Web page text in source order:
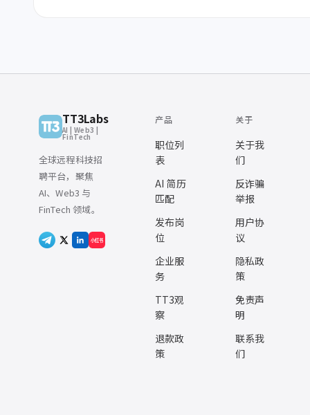
TT3Labs
AI | Web3 |
FinTech
全球远程科技招
聘平台，聚焦
AI、Web3 与
FinTech 领域。
小红书
产品
职位列
表
AI 简历
匹配
发布岗
位
企业服
务
TT3观
察
退款政
策
关于
关于我
们
反诈骗
举报
用户协
议
隐私政
策
免责声
明
联系我
们